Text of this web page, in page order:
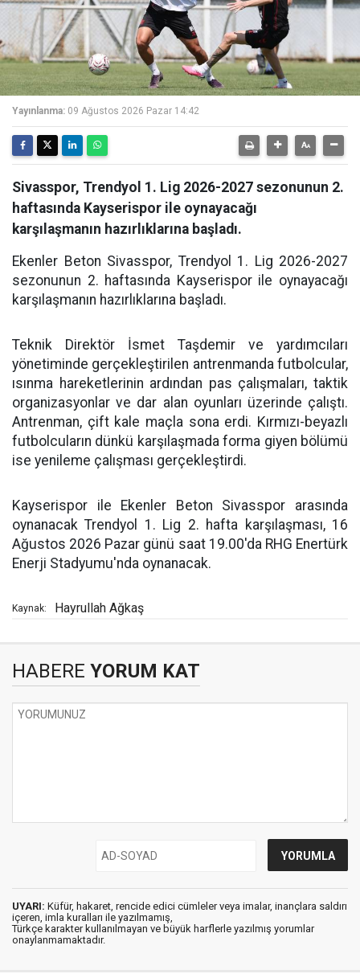
Yayınlanma: 09 Ağustos 2026 Pazar 14:42
Sivasspor, Trendyol 1. Lig 2026-2027 sezonunun 2.
haftasında Kayserispor ile oynayacağı
karşılaşmanın hazırlıklarına başladı.
Ekenler Beton Sivasspor, Trendyol 1. Lig 2026-2027
sezonunun 2. haftasında Kayserispor ile oynayacağı
karşılaşmanın hazırlıklarına başladı.
Teknik Direktör İsmet Taşdemir ve yardımcıları
yönetiminde gerçekleştirilen antrenmanda futbolcular,
ısınma hareketlerinin ardından pas çalışmaları, taktik
organizasyonlar ve dar alan oyunları üzerinde çalıştı.
Antrenman, çift kale maçla sona erdi. Kırmızı-beyazlı
futbolcuların dünkü karşılaşmada forma giyen bölümü
ise yenileme çalışması gerçekleştirdi.
Kayserispor ile Ekenler Beton Sivasspor arasında
oynanacak Trendyol 1. Lig 2. hafta karşılaşması, 16
Ağustos 2026 Pazar günü saat 19.00'da RHG Enertürk
Enerji Stadyumu'nda oynanacak.
Kaynak: Hayrullah Ağkaş
HABERE YORUM KAT
UYARI: Küfür, hakaret, rencide edici cümleler veya imalar, inançlara saldırı
içeren, imla kuralları ile yazılmamış,
Türkçe karakter kullanılmayan ve büyük harflerle yazılmış yorumlar
onaylanmamaktadır.